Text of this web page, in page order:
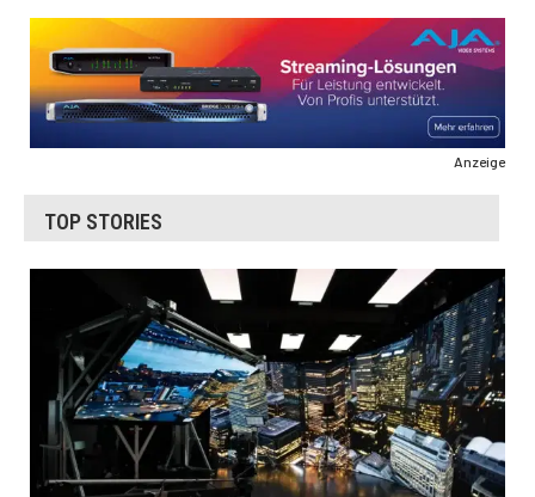
Anzeige
TOP STORIES